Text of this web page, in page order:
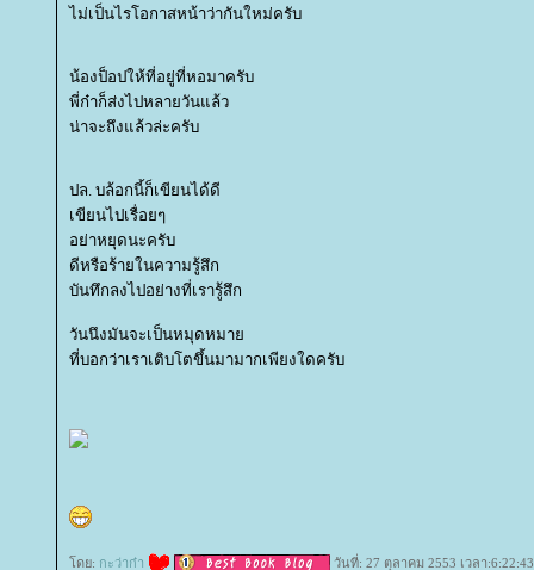
ไม่เป็นไรโอกาสหน้าว่ากันใหม่ครับ
น้องป็อปให้ที่อยู่ที่หอมาครับ
พี่ก๋าก็ส่งไปหลายวันแล้ว
น่าจะถึงแล้วล่ะครับ
ปล. บล้อกนี้ก็เขียนได้ดี
เขียนไปเรื่อยๆ
อย่าหยุดนะครับ
ดีหรือร้ายในความรู้สึก
บันทึกลงไปอย่างที่เรารู้สึก
วันนึงมันจะเป็นหมุดหมา
ที่บอกว่าเราเติบโตขึ้นมามากเพียงใดครับ
ดย: กะว่าก๋า วันที่: 27 ตุลาคม 2553 เวลา